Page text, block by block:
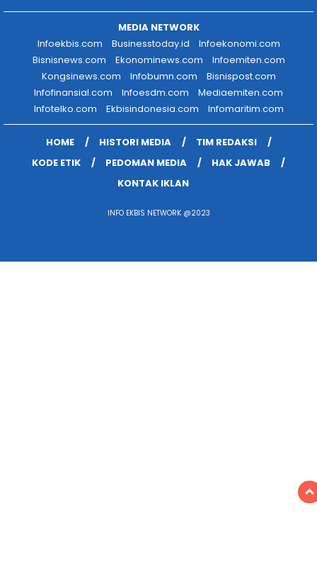
MEDIA NETWORK
Infoekbis.com
Businesstoday.id
Infoekonomi.com
Bisnisnews.com
Ekonominews.com
Infoemiten.com
Kongsinews.com
Infobumn.com
Bisnispost.com
Infofinansial.com
Infoesdm.com
Mediaemiten.com
Infotelko.com
Ekbisindonesia.com Infomaritim.com
HOME HISTORI MEDIA
TIM REDAKSI
KODE ETIK
PEDOMAN MEDIA
HAK JAWAB
KONTAK IKLAN
INFO EKBIS NETWORK @2023